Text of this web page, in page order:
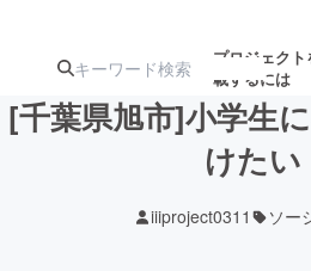
プロジェクト
載するには
ターン
ジェクト
[千葉県旭市]小学生
けたい
iiiproject0311 ソー